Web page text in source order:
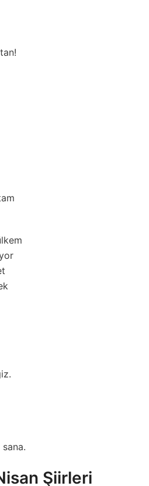
Şiirleri